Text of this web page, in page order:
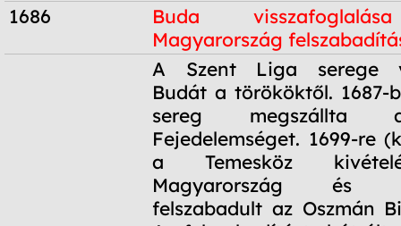
1686
Buda
Magyarország
A Szent Liga serege
Budát a törököktől. 1687-
sereg megszállta
Fejedelemséget. 1699-re
a Temesköz
Magyarország és
felszabadult az Oszmán